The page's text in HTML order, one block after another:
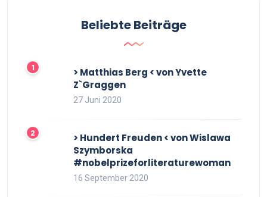
Beliebte Beiträge
> Matthias Berg < von Yvette
Z`Graggen
27 Juni 2020
> Hundert Freuden < von Wislawa
Szymborska
#nobelprizeforliteraturewoman
16 September 2020